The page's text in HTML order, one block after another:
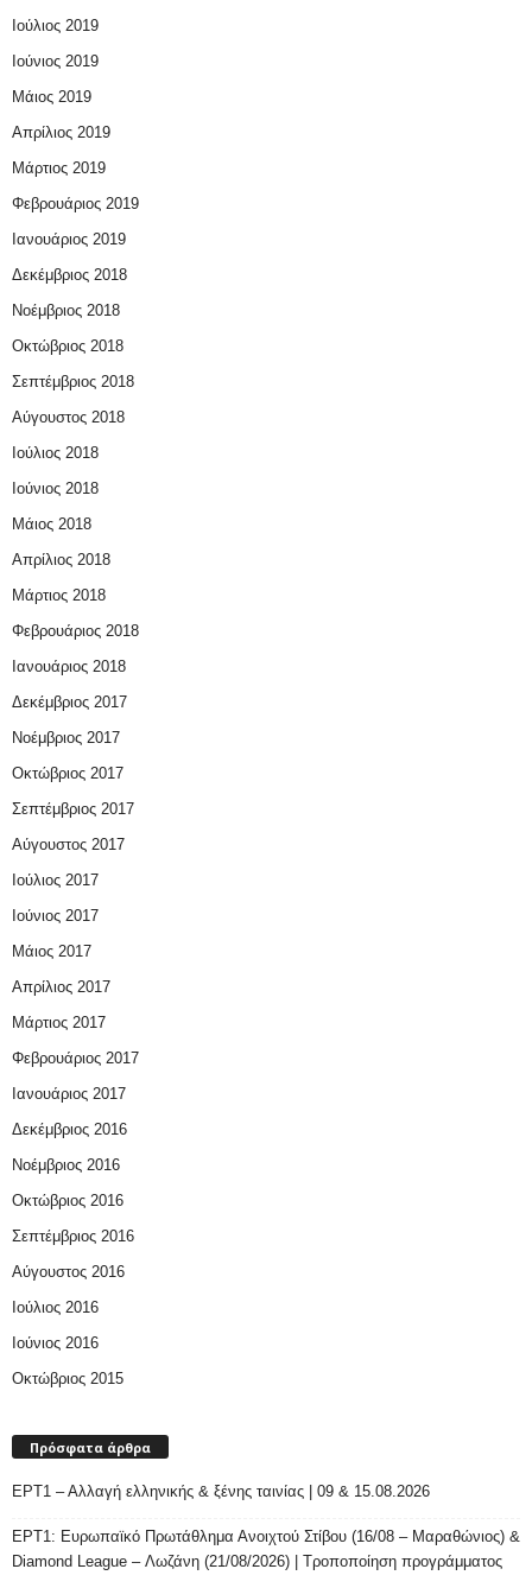
Ιούλιος 2019
Ιούνιος 2019
Μάιος 2019
Απρίλιος 2019
Μάρτιος 2019
Φεβρουάριος 2019
Ιανουάριος 2019
Δεκέμβριος 2018
Νοέμβριος 2018
Οκτώβριος 2018
Σεπτέμβριος 2018
Αύγουστος 2018
Ιούλιος 2018
Ιούνιος 2018
Μάιος 2018
Απρίλιος 2018
Μάρτιος 2018
Φεβρουάριος 2018
Ιανουάριος 2018
Δεκέμβριος 2017
Νοέμβριος 2017
Οκτώβριος 2017
Σεπτέμβριος 2017
Αύγουστος 2017
Ιούλιος 2017
Ιούνιος 2017
Μάιος 2017
Απρίλιος 2017
Μάρτιος 2017
Φεβρουάριος 2017
Ιανουάριος 2017
Δεκέμβριος 2016
Νοέμβριος 2016
Οκτώβριος 2016
Σεπτέμβριος 2016
Αύγουστος 2016
Ιούλιος 2016
Ιούνιος 2016
Οκτώβριος 2015
Πρόσφατα άρθρα
ΕΡΤ1 – Αλλαγή ελληνικής & ξένης ταινίας | 09 & 15.08.2026
ΕΡΤ1: Ευρωπαϊκό Πρωτάθλημα Ανοιχτού Στίβου (16/08 – Μαραθώνιος) &
Diamond League – Λωζάνη (21/08/2026) | Τροποποίηση προγράμματος